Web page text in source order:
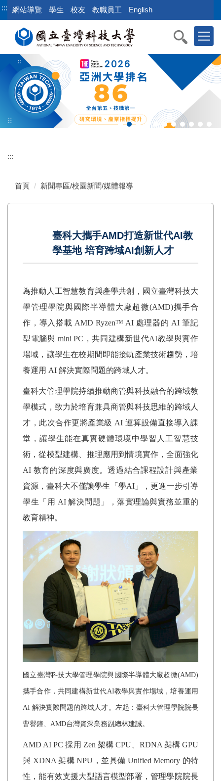
跳
到
::: 網站導覽 學生 校友 教職員工 English
:::
首頁 新聞專區/校園新聞/媒體報導
臺科大攜手AMD打造新世代AI教
學基地 培育跨域AI創新人才
為推動人工智慧教育與產學共創，國立臺灣科技大
學管理學院與國際半導體大廠超微(AMD)攜手合
作，導入搭載 AMD Ryzen™ AI 處理器的 AI筆記
型電腦與 mini PC ，共同建構新世代AI教學與實作
場域，讓學生在校期間即能接軌產業技術趨勢，培
養運用 AI 解決實際問題的跨域人才。
臺科大管理學院持續推動商管與科技融合的跨域教
學模式，致力於培育兼具商管與科技思維的跨域人
才，此次合作更將產業級 AI 運算設備直接導入課
堂，讓學生能在真實硬體環境中學習人工智慧技
術，從模型建構、推理應用到情境實作，全面強化
AI 教育的深度與廣度。透過結合課程設計與產業
資源，臺科大不僅讓學生「學AI」，更進一步引導
學生「用 AI解決問題」，落實理論與實務並重的
教育精神。
國立臺灣科技大學管理學院與國際半導體大廠超微(AMD)
攜手合作，共同建構新世代AI教學與實作場域，培養運用
AI 解決實際問題的跨域人才。左起：臺科大管理學院院長
曹譽鐘、 AMD台灣資深業務副總林建誠。
AMD AI PC採用 Zen 架構 CPU RDNA 架構GPU
與 XDNA架構 NPU ，並具備 Unified Memory 的特
性，能有效支援大型語言模型部署，管理學院院長